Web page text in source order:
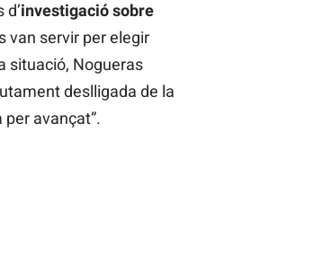
investigació sobre
van servir per elegir
situació, Nogueras
deslligada de la
per avançat”.